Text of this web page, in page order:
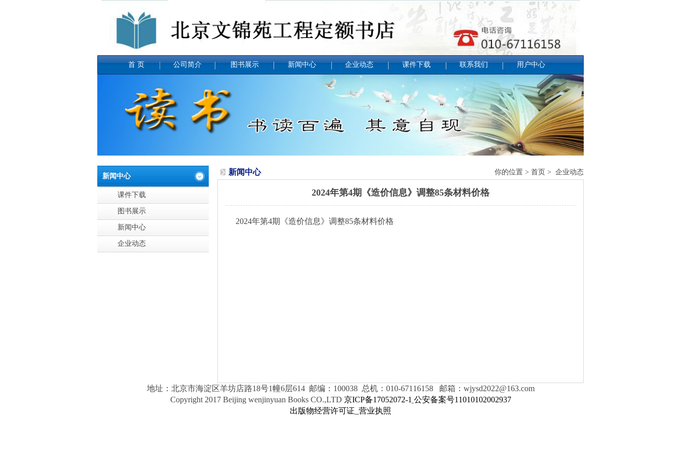
首 页 公司简介 图书展示 新闻中心 企业动态 课件下载 联系我们 用户中心
新闻中心
课件下载
图书展示
新闻中心
企业动态
新闻中心 你的位置 > 首页 > 企业动态
2024年第4期《造价信息》调整85条材料价格
2024年第4期《造价信息》调整85条材料价格
地址：北京市海淀区羊坊店路18号1幢6层614 邮编：100038 总机：010-67116158 邮箱：wjysd2022@163.com
Copyright 2017 Beijing wenjinyuan Books CO.,LTD 京ICP备17052072-1 公安备案号11010102002937
出版物经营许可证 营业执照